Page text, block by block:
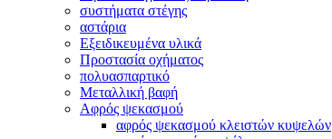
συστήματα στέγης
αστάρια
Εξειδικευμένα υλικά
Προστασία οχήματος
πολυασπαρτικό
Μεταλλική βαφή
Αφρός ψεκασμού
αφρός ψεκασμού κλειστών κυψελών